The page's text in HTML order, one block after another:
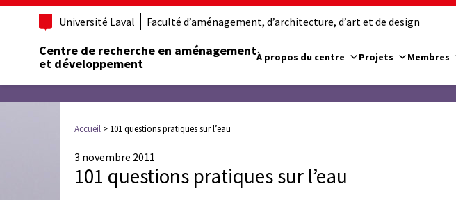
Université Laval Faculté d’aménagement, d’architecture, d’art et de design
Centre de recherche en aménagement
et développement
À propos du centre Projets Membres
Accueil > 101 questions pratiques sur l’eau
3 novembre 2011
101 questions pratiques sur l’eau